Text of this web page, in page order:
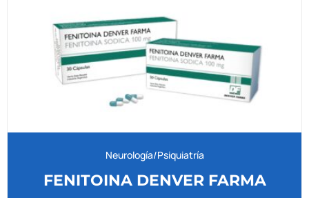
Neurología/Psiquiatría
FENITOINA DENVER FARMA